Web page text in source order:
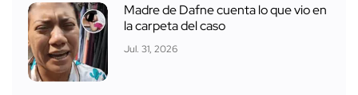
Madre de Dafne cuenta lo que vio en
la carpeta del caso
Jul. 31, 2026